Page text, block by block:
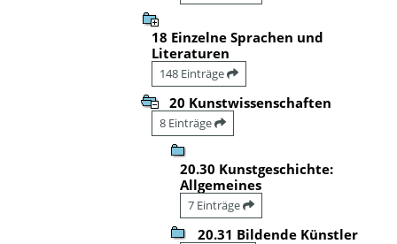
18 Einzelne Sprachen und
Literaturen
148 Einträge
20 Kunstwissenschaften
8 Einträge
20.30 Kunstgeschichte:
Allgemeines
7 Einträge
20.31 Bildende Künstler